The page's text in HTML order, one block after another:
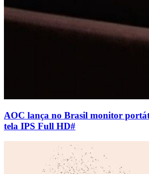
AOC lança no Brasil monitor
tela IPS Full HD#